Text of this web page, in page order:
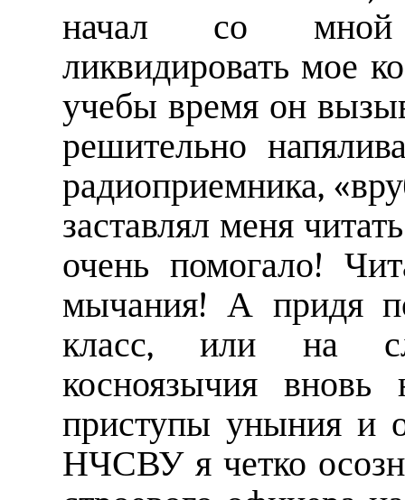
начал со мной
ликвидировать мое
учебы время он
решительно
радиоприемника,
заставлял меня
очень помогало!
мычания! А придя
класс, или на
косноязычия вновь
приступы уныния и
НЧСВУ я четко